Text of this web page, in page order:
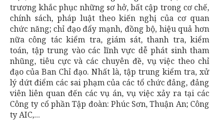
trương khắc phục những sơ hở, bất cập trong cơ chế,
chính sách, pháp luật theo kiến nghị của cơ quan
chức năng; chỉ đạo đẩy mạnh, đồng bộ, hiệu quả hơn
nữa công tác kiểm tra, giám sát, thanh tra, kiểm
toán, tập trung vào các lĩnh vực dễ phát sinh tham
nhũng, tiêu cực và các chuyên đề, vụ việc theo chỉ
đạo của Ban Chỉ đạo. Nhất là, tập trung kiểm tra, xử
lý dứt điểm các sai phạm của các tổ chức đảng, đảng
viên liên quan đến các vụ án, vụ việc xảy ra tại các
Công ty cổ phần Tập đoàn: Phúc Sơn, Thuận An; Công
ty AIC,...